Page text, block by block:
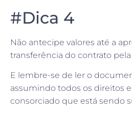
#Dica 4
Não antecipe valores até a
transferência do contrato
E lembre-se de ler o
assumindo todos os direitos
consorciado que está sendo